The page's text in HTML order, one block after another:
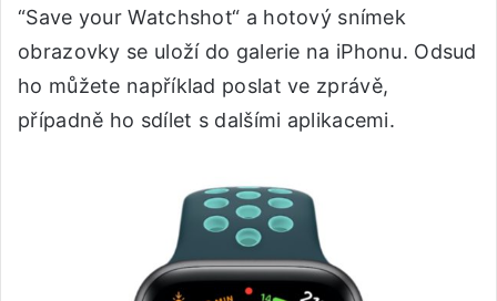
“Save your Watchshot“ a hotový snímek
obrazovky se uloží do galerie na iPhonu. Odsud
ho můžete například poslat ve zprávě,
případně ho sdílet s dalšími aplikacemi.